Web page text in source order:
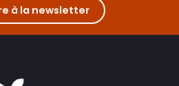
la recherche du Climat mystère
à la newsletter